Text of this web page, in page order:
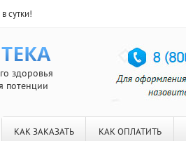
сутки!
здоровья
потенции
КАК ЗАКАЗАТЬ КАК ОПЛАТИТЬ